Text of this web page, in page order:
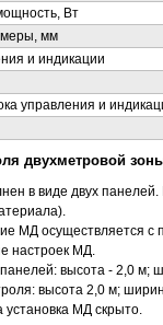
Вт
мм
и индикации
управления и
двухметровой
в виде двух панелей.
МД осуществляется с
настроек МД.
высота - 2,0 м;
высота 2,0 м;
установка МД скрыто.